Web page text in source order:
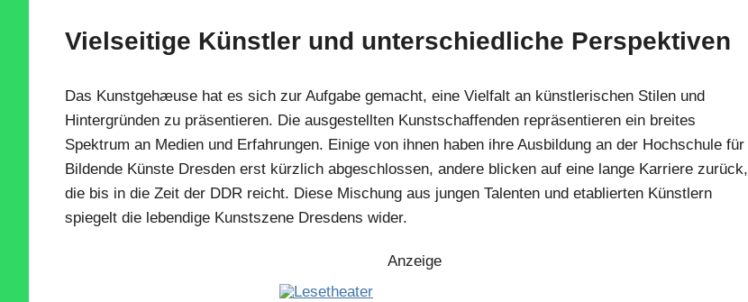
Vielseitige Künstler und unterschiedliche Perspektiven
Das Kunstgehæuse hat es sich zur Aufgabe gemacht, eine Vielfalt an künstlerischen Stilen und
Hintergründen zu präsentieren. Die ausgestellten Kunstschaffenden repräsentieren ein breites
Spektrum an Medien und Erfahrungen. Einige von ihnen haben ihre Ausbildung an der Hochschule für
Bildende Künste Dresden erst kürzlich abgeschlossen, andere blicken auf eine lange Karriere zurück,
die bis in die Zeit der DDR reicht. Diese Mischung aus jungen Talenten und etablierten Künstlern
spiegelt die lebendige Kunstszene Dresdens wider.
Anzeige